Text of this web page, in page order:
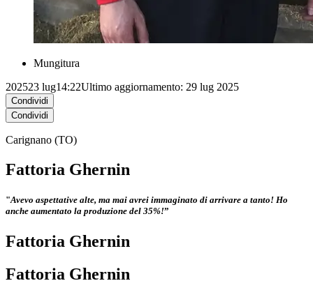
Mungitura
202523 lug14:22Ultimo aggiornamento: 29 lug 2025
Condividi
Condividi
Carignano (TO)
Fattoria Ghernin
"Avevo aspettative alte, ma mai avrei immaginato di arrivare a tanto! Ho
anche aumentato la produzione del 35%!”
Fattoria Ghernin
Fattoria Ghernin